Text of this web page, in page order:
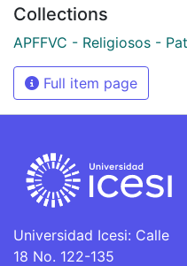
Collections
APFFVC - Religiosos -
Full item page
Universidad Icesi: Calle
18 No. 122-135